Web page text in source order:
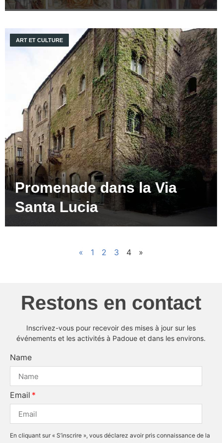
Promenade dans la Via
Santa Lucia
ART ET CULTURE
« 1 2 3 4 »
Restons en contact
Inscrivez-vous pour recevoir des mises à jour sur les
événements et les activités à Padoue et dans les environs.
Name
Email
En cliquant sur « S’inscrire », vous déclarez avoir pris connaissance de la